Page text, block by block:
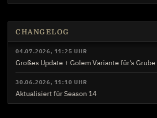
CHANGELOG
04.07.2026, 11:25 UHR
Großes Update + Golem Variante für's
30.06.2026, 11:10 UHR
Aktualisiert für Season 14